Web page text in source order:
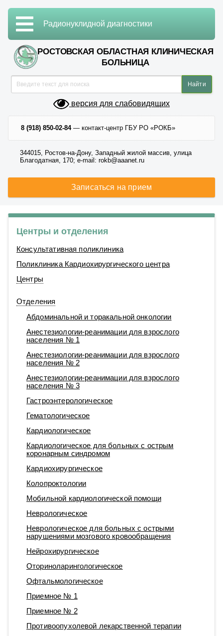
РОСТОВСКАЯ ОБЛАСТНАЯ КЛИНИЧЕСКАЯ
БОЛЬНИЦА
версия для слабовидящих
8 (918) 850-02-84— контакт-центр ГБУ РО «РОКБ»
344015, Ростов-на-Дону, Западный жилой массив, улица
Благодатная, 170; e-mail: rokb@aaanet.ru
Записаться на прием
Радионуклидной диагностики
Центры и отделения
Консультативная поликлиника
Поликлиника Кардиохирургического центра
Центры
Отделения
Абдоминальной и торакальной онкологии
Анестезиологии-реанимации для взрослого
населения № 1
Анестезиологии-реанимации для взрослого
населения № 2
Анестезиологии-реанимации для взрослого
населения № 3
Гастроэнтерологическое
Гематологическое
Кардиологическое
Кардиологическое для больных с острым
коронарным синдромом
Кардиохирургическое
Колопроктологии
Мобильной кардиологической помощи
Неврологическое
Неврологическое для больных с острыми
нарушениями мозгового кровообращения
Нейрохирургическое
Оториноларингологическое
Офтальмологическое
Приемное № 1
Приемное № 2
Противоопухолевой лекарственной терапии